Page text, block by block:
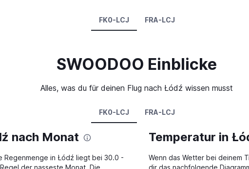
FK0-LCJ FRA-LCJ
SWOODOO Einblicke
Alles, was du für deinen Flug nach Łódź wissen musst
FK0-LCJ FRA-LCJ
nach Monat
Regenmenge in Łódź liegt bei 30.0 -
der nasseste Monat. Die
Temperatur in
Wenn das Wetter bei deinem
dir das nachfolgende